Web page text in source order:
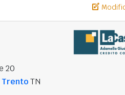
20
TrentoTN